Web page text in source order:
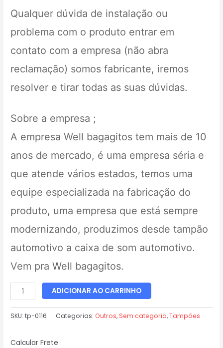
Qualquer dúvida de instalação ou
problema com o produto entrar em
contato com a empresa (não abra
reclamação) somos fabricante, iremos
resolver e tirar todas as suas dúvidas.
Sobre a empresa ;
A empresa Well bagagitos tem mais de 10
anos de mercado, é uma empresa séria e
que atende vários estados, temos uma
equipe especializada na fabricação do
produto, uma empresa que está sempre
modernizando, produzimos desde tampão
automotivo a caixa de som automotivo.
Vem pra Well bagagitos.
ADICIONAR AO CARRINHO
SKU:tp-0116 Categorias:Outros, Sem categoria,Tampões
Calcular Frete